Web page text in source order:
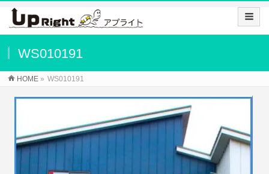
WS010191
HOME » WS010191